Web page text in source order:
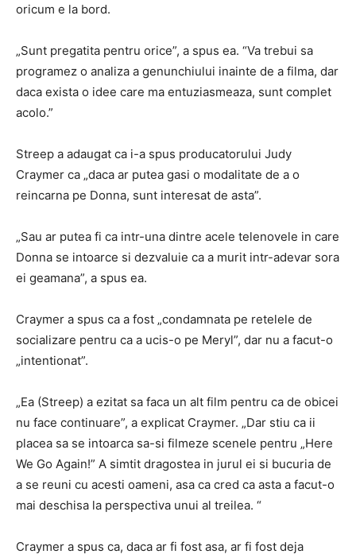
oricum e la bord.
„Sunt pregatita pentru orice”, a spus ea. “Va trebui sa
programez o analiza a genunchiului inainte de a filma, dar
daca exista o idee care ma entuziasmeaza, sunt complet
acolo.”
Streep a adaugat ca i-a spus producatorului Judy
Craymer ca „daca ar putea gasi o modalitate de a o
reincarna pe Donna, sunt interesat de asta”.
„Sau ar putea fi ca intr-una dintre acele telenovele in care
Donna se intoarce si dezvaluie ca a murit intr-adevar sora
ei geamana”, a spus ea.
Craymer a spus ca a fost „condamnata pe retelele de
socializare pentru ca a ucis-o pe Meryl”, dar nu a facut-o
„intentionat”.
„Ea (Streep) a ezitat sa faca un alt film pentru ca de obicei
nu face continuare”, a explicat Craymer. „Dar stiu ca ii
placea sa se intoarca sa-si filmeze scenele pentru „Here
We Go Again!” A simtit dragostea in jurul ei si bucuria de
a se reuni cu acesti oameni, asa ca cred ca asta a facut-o
mai deschisa la perspectiva unui al treilea. “
Craymer a spus ca, daca ar fi fost asa, ar fi fost deja